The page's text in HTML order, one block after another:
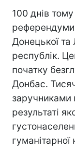
100 днів
Донецької та
республік.
початку
Донбас.
заручниками
результаті